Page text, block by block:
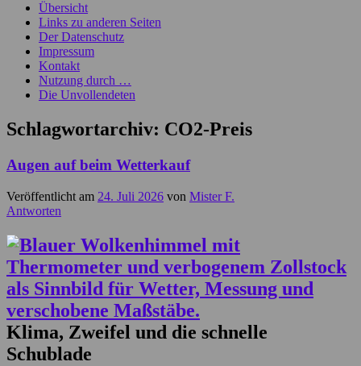
Übersicht
Links zu anderen Seiten
Der Datenschutz
Impressum
Kontakt
Nutzung durch …
Die Unvollendeten
Schlagwortarchiv: CO2-Preis
Augen auf beim Wetterkauf
Veröffentlicht am 24. Juli 2026 von Mister F.
Antworten
Klima, Zweifel und die schnelle
Schublade